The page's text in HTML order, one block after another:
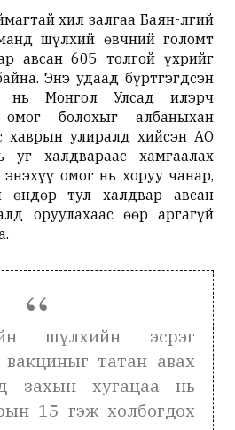
хил залгаа Баян-Өлгий
шүлхий өвчний голомт
авсан 605 толгой үхрийг
Энэ удаад бүртгэгдсэн
Монгол Улсад илэрч
омог болохыг албаныхан
хаврын улиралд хийсэн АО
халдвараас хамгаалах
омог нь хоруу чанар,
өндөр тул халдвар авсан
оруулахаас өөр аргагүй
шүлхийн эсрэг
вакциныг татан авах
захын хугацаа нь
15 гэж холбогдох